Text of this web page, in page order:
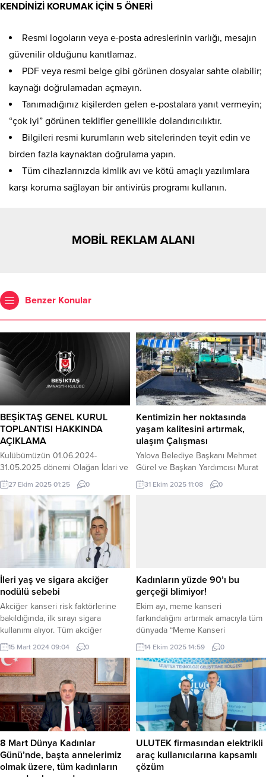
KENDİNİZİ KORUMAK İÇİN 5 ÖNERİ
Resmi logoların veya e-posta adreslerinin varlığı, mesajın
güvenilir olduğunu kanıtlamaz.
PDF veya resmi belge gibi görünen dosyalar sahte olabilir;
kaynağı doğrulamadan açmayın.
Tanımadığınız kişilerden gelen e-postalara yanıt vermeyin;
“çok iyi” görünen teklifler genellikle dolandırıcılıktır.
Bilgileri resmi kurumların web sitelerinden teyit edin ve
birden fazla kaynaktan doğrulama yapın.
Tüm cihazlarınızda kimlik avı ve kötü amaçlı yazılımlara
karşı koruma sağlayan bir antivirüs programı kullanın.
MOBİL REKLAM ALANI
Benzer Konular
BEŞİKTAŞ GENEL KURUL
TOPLANTISI HAKKINDA
AÇIKLAMA
Kulübümüzün 01.06.2024-
31.05.2025 dönemi Olağan İdari ve
Mali Genel Kurul Toplantısı’nın 26
Ekim 2025 Pazar günü saat
10.00’da Zuhuratbaba Mahallesi,
Ataköy Bulvarı No:14 Bakırköy
İstanbul adresinde bulunan Sinan
Erdem Spor Salonu’nda aşağıda
yazılı gündem maddelerini
görüşmek üzere yapılacağı ilan
edilmişti. Ancak 26 Ekim 2025
Pazar günü (bugün) toplantı
çoğunluğu sağlanamadığı için...
27 Ekim 2025 01:25 0
Kentimizin her noktasında
yaşam kalitesini artırmak,
ulaşım Çalışması
Yalova Belediye Başkanı Mehmet
Gürel ve Başkan Yardımcısı Murat
Tiryaki, Mustafakemalpaşa
Mahallesi’nde yürütülen altyapı ve
takip etti. Fen İşleri Müdürlüğü
ekiplerinden bilgi alan Gürel, Yalova
genelinde sürdürülen...
31 Ekim 2025 11:08 0
İleri yaş ve sigara akciğer
nodülü sebebi
Akciğer kanseri risk faktörlerine
bakıldığında, ilk sırayı sigara
kullanımı alıyor. Tüm akciğer
kanseri hastalarına bakıldığında,
yüzde 90’ında sigara kullanımı
olduğu görülüyor. İSTANBUL (İGFA)
– Akciğerlerde görülen nodüllerin
yüzde 95’e yakını iyi huylu
kitlelerdir. İleri yaş, aşırı sigara
kullanımı, asbest, radon veya
uranyum gibi diğer inhaler
kanserojenlere maruz kalmanın
yanı sıra...
15 Mart 2024 09:04 0
Kadınların yüzde 90’ı bu
gerçeği blimiyor!
Ekim ayı, meme kanseri
farkındalığını artırmak amacıyla tüm
dünyada “Meme Kanseri
Farkındalık Ayı” olarak kabul
ediliyor. Bu kapsamda her yıl 15
Ekim “Dünya Meme Sağlığı Günü”
olarak anılıyor ve erken tanının
önemi bir kez daha hatırlatılıyor.
İSTANBUL (İGFA) – Meme kanseri,
kadınlarda en sık görülen kanser
türü olmaya devam ediyor....
14 Ekim 2025 14:59 0
8 Mart Dünya Kadınlar
Günü’nde, başta annelerimiz
olmak üzere, tüm kadınların
ULUTEK firmasından elektrikli
araç kullanıcılarına kapsamlı
çözüm